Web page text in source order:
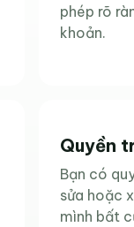
phép rõ
khoản.
Quyền
Bạn có
sửa hoặc
mình bất